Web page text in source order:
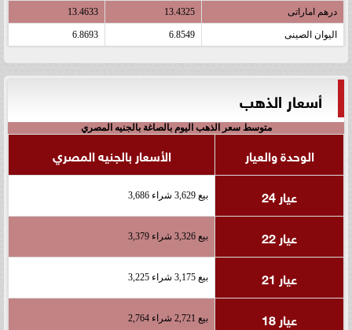
درهم اماراتى 13.4325
13.4633
اليوان الصينى 6.8549
6.8693
أسعار الذهب
متوسط سعر الذهب اليوم بالصاغة بالجنيه المصري
الوحدة والعيار
الأسعار بالجنيه المصري
عيار 24
بيع 3,629 شراء 3,686
عيار 22 بيع 3,326 شراء 3,379
عيار 21 بيع 3,175 شراء 3,225
عيار 18 بيع 2,721 شراء 2,764